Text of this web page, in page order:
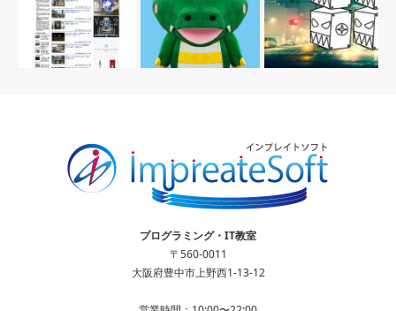
プログラミング・IT教室
〒560-0011
大阪府豊中市上野西1-13-12